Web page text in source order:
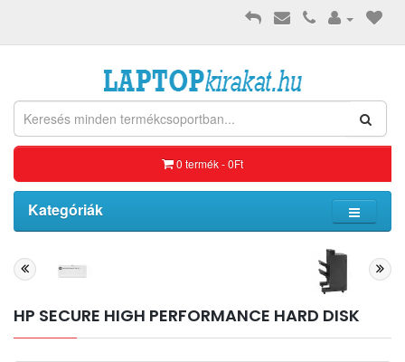
0 termék - 0Ft
Kategóriák
HP SECURE HIGH PERFORMANCE HARD DISK